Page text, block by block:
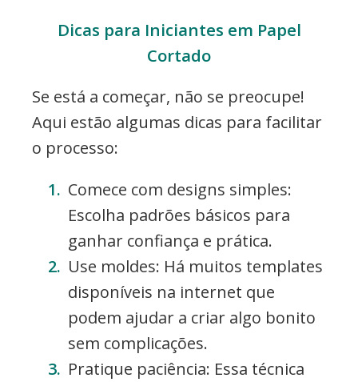
Dicas para Iniciantes em Papel
Cortado
Se está a começar, não se preocupe!
Aqui estão algumas dicas para facilitar
o processo:
Comece com designs simples:
Escolha padrões básicos para
ganhar confiança e prática.
Use moldes: Há muitos templates
disponíveis na internet que
podem ajudar a criar algo bonito
sem complicações.
Pratique paciência: Essa técnica